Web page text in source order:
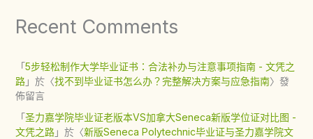
Recent Comments
「5步轻松制作大学毕业证书：合法补办与注意事项指南 - 文凭之
路」於〈找不到毕业证书怎么办？完整解决方案与应急指南〉發
佈留言
「圣力嘉学院毕业证老版本VS加拿大Seneca新版学位证对比图 -
文凭之路」於〈新版Seneca Polytechnic毕业证与圣力嘉学院文